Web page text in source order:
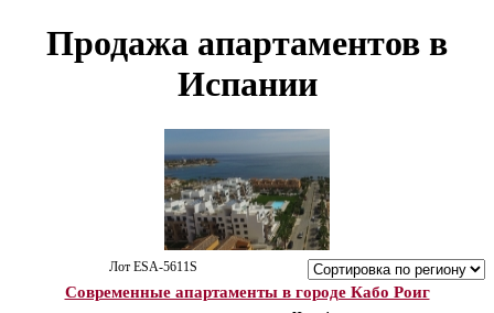
Продажа апартаментов в
Испании
Лот ESA-5611S
Современные апартаменты в городе Кабо Роиг